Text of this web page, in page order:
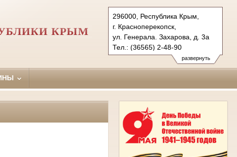
развернуть
296000, Республика Крым,
г. Красноперекопск,
ул. Генерала. Захарова, д. 3а
Тел.: (36565) 2-48-90
krasnoperekopskiy.krm@sudrf.ru
КРЫМ